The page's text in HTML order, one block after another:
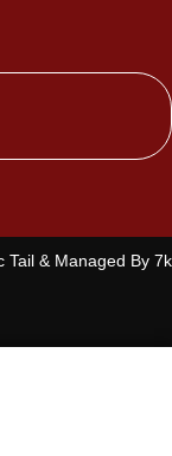
& Managed By 7k